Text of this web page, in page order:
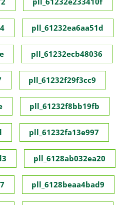
pll_61232ea6aa51d
pll_61232ecb48036
pll_61232f29f3cc9
pll_61232f8bb19fb
pll_61232fa13e997
pll_6128ab032ea20
pll_6128beaa4bad9